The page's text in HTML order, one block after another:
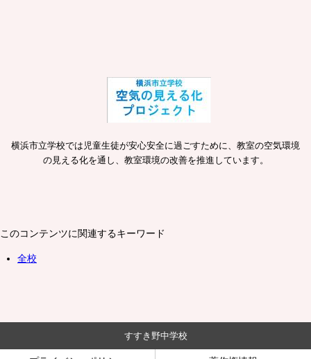
横浜市立学校では児童生徒が安心安全に過ごすために、教室の空気環境
の見える化を通し、教室環境の改善を推進しています。
このコンテンツに関連するキーワード
全校
すすき野中学校